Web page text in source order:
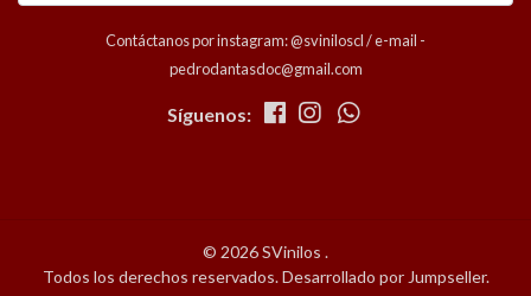
Contáctanos por instagram: @sviniloscl / e-mail -
pedrodantasdoc@gmail.com
Síguenos:
© 2026 SVinilos .
Todos los derechos reservados.Desarrollado por Jumpseller.